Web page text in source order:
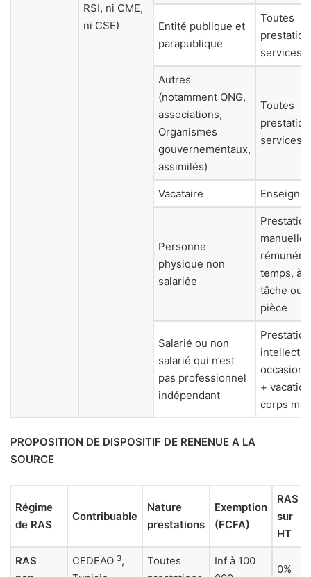
RSI, ni CME,
ni CSE)
Entité publique et
parapublique
Toutes
services
Autres
(notamment ONG,
associations,
Organismes
gouvernementaux,
assimilés)
Toutes
services
Vacataire
Personne
physique non
salariée
Prestation
manuelle
temps, à
tâche ou
pièce
Salarié ou non
salarié qui n’est
pas professionnel
indépendant
Prestation
+
corps
PROPOSITION DE DISPOSITIF DE RENENUE A LA
SOURCE
Régime
de RAS
Contribuable
Nature
prestations
Exemption
(FCFA)
RAS
sur
HT
RAS
CEDEAO 3,
Toutes
Inf à 100
0%